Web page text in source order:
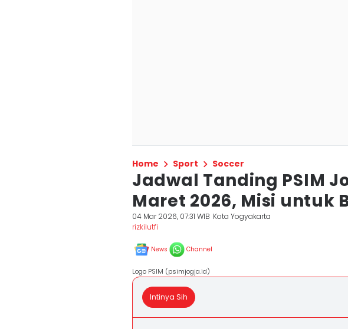
Home Sport Soccer
Jadwal Tanding PSIM
Maret 2026, Misi untuk
04 Mar 2026, 07:31 WIB Kota Yogyakarta
rizkilutfi
News Channel
Logo PSIM (psimjogja.id)
Intinya Sih